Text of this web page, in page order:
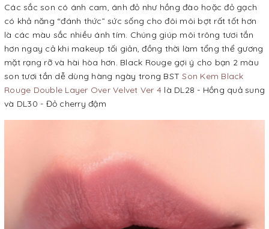
Các sắc son có ánh cam, ánh đỏ như hồng đào hoặc đỏ gạch
có khả năng “đánh thức” sức sống cho đôi môi bợt rất tốt hơn
là các màu sắc nhiều ánh tím. Chúng giúp môi trông tươi tắn
hơn ngay cả khi makeup tối giản, đồng thời làm tổng thể gương
mặt rạng rỡ và hài hòa hơn. Black Rouge gợi ý cho bạn 2 màu
son tươi tắn dễ dùng hàng ngày trong BSTSon Kem Black
Rouge Double Layer Over Velvet Ver 4 là DL28 - Hồng quả sung
và DL30 - Đỏ cherry đậm